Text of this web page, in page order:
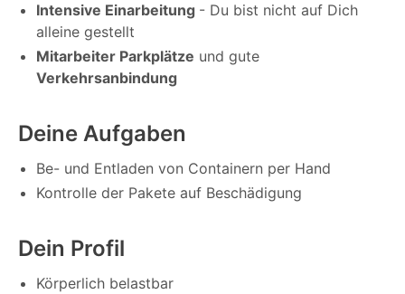
Intensive Einarbeitung - Du bist nicht auf Dich
alleine gestellt
Mitarbeiter Parkplätze und gute
Verkehrsanbindung
Deine Aufgaben
Be- und Entladen von Containern per Hand
Kontrolle der Pakete auf Beschädigung
Dein Profil
Körperlich belastbar